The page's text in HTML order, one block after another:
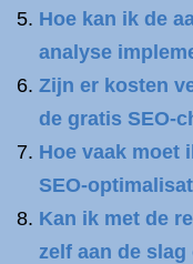
Hoe kan ik de
analyse
Zijn er kosten
de gratis SEO-
Hoe vaak moet
SEO-
Kan ik met de
zelf aan de